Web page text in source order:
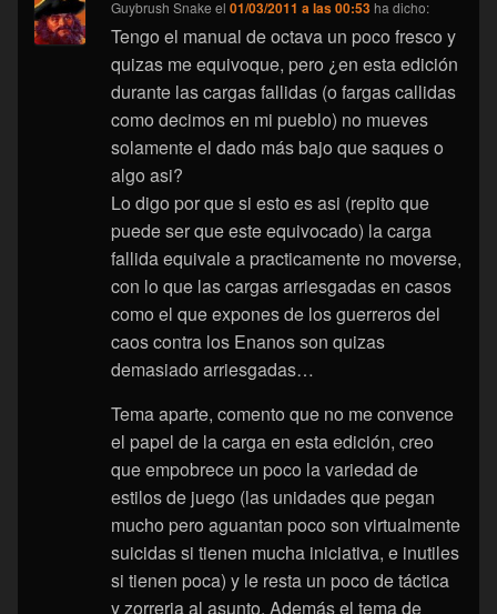
Guybrush Snake el01/03/2011 a las 00:53 ha dicho:
Tengo el manual de octava un poco fresco y
quizas me equivoque, pero ¿en esta edición
durante las cargas fallidas (o fargas callidas
como decimos en mi pueblo) no mueves
solamente el dado más bajo que saques o
algo asi?
Lo digo por que si esto es asi (repito que
puede ser que este equivocado) la carga
fallida equivale a practicamente no moverse,
con lo que las cargas arriesgadas en casos
como el que expones de los guerreros del
caos contra los Enanos son quizas
demasiado arriesgadas…
Tema aparte, comento que no me convence
el papel de la carga en esta edición, creo
que empobrece un poco la variedad de
estilos de juego (las unidades que pegan
mucho pero aguantan poco son virtualmente
suicidas si tienen mucha iniciativa, e inutiles
si tienen poca) y le resta un poco de táctica
y zorreria al asunto. Además el tema de